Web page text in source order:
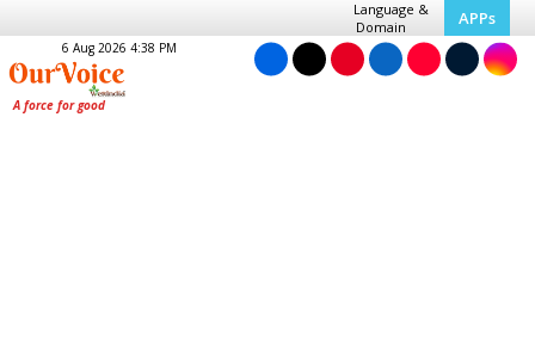
Language &
Domain
APPs
6 Aug 2026 4:38 PM